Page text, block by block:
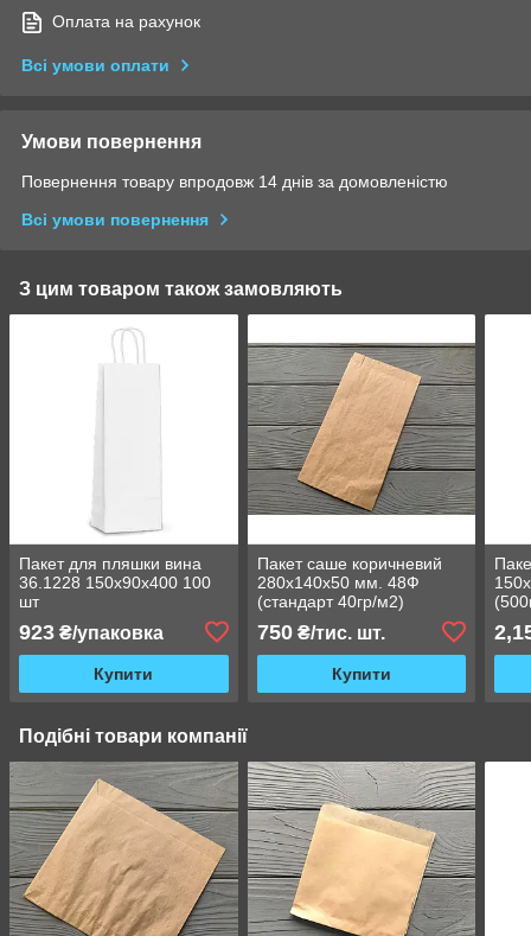
Оплата на рахунок
Всі умови оплати
Умови повернення
Повернення товару впродовж 14 днів за домовленістю
Всі умови повернення
З цим товаром також замовляють
Пакет для пляшки вина
36.1228 150х90х400 100
шт
923 ₴/упаковка
Купити
Пакет саше коричневий
280х140х50 мм. 48Ф
(стандарт 40гр/м2)
750₴/тис. шт.
Купити
Подібні товари компанії